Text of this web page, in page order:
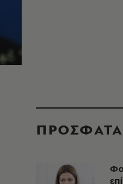
ΠΡΟΣΦΑΤΑ